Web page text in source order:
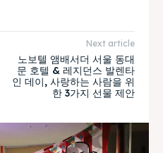
Next article
노보텔 앰배서더 서울 동대
문 호텔 & 레지던스 발렌타
인 데이, 사랑하는 사람을 위
한 3가지 선물 제안